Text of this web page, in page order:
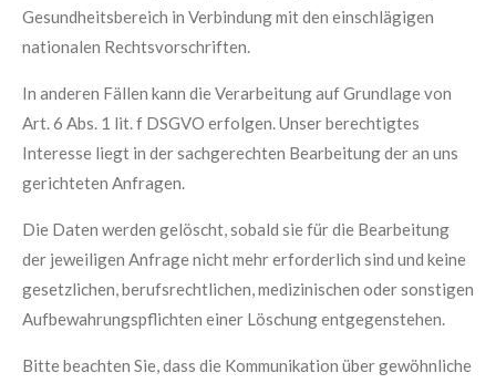
Gesundheitsbereich in Verbindung mit den einschlägigen
nationalen Rechtsvorschriften.
In anderen Fällen kann die Verarbeitung auf Grundlage von
Art. 6 Abs. 1 lit. f DSGVO erfolgen. Unser berechtigtes
Interesse liegt in der sachgerechten Bearbeitung der an uns
gerichteten Anfragen.
Die Daten werden gelöscht, sobald sie für die Bearbeitung
der jeweiligen Anfrage nicht mehr erforderlich sind und keine
gesetzlichen, berufsrechtlichen, medizinischen oder sonstigen
Aufbewahrungspflichten einer Löschung entgegenstehen.
Bitte beachten Sie, dass die Kommunikation über gewöhnliche